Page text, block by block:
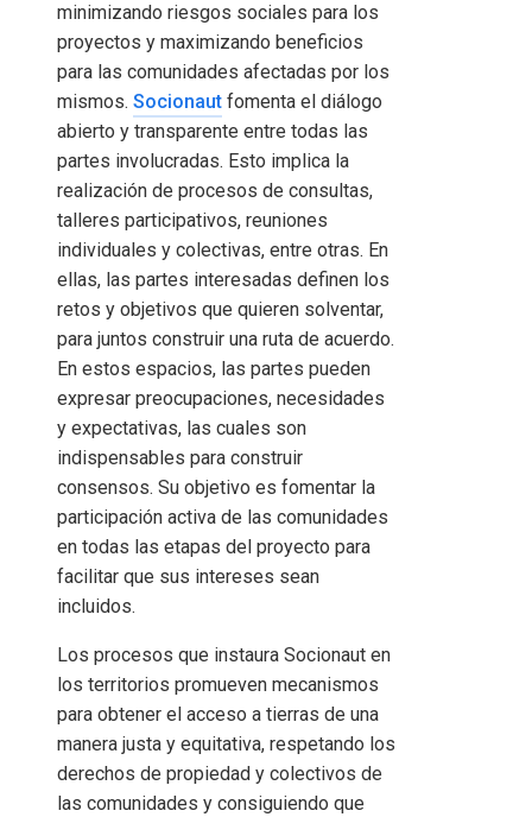
minimizando riesgos sociales para los
proyectos y maximizando beneficios
para las comunidades afectadas por los
mismos. Socionaut fomenta el diálogo
abierto y transparente entre todas las
partes involucradas. Esto implica la
realización de procesos de consultas,
talleres participativos, reuniones
individuales y colectivas, entre otras. En
ellas, las partes interesadas definen los
retos y objetivos que quieren solventar,
para juntos construir una ruta de acuerdo.
En estos espacios, las partes pueden
expresar preocupaciones, necesidades
y expectativas, las cuales son
indispensables para construir
consensos. Su objetivo es fomentar la
participación activa de las comunidades
en todas las etapas del proyecto para
facilitar que sus intereses sean
incluidos.
Los procesos que instaura Socionaut en
los territorios promueven mecanismos
para obtener el acceso a tierras de una
manera justa y equitativa, respetando los
derechos de propiedad y colectivos de
las comunidades y consiguiendo que